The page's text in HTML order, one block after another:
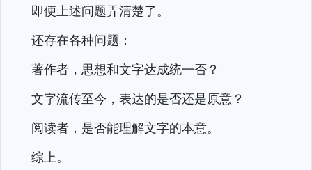
即便上述问题弄清楚了。
还存在各种问题：
著作者，思想和文字达成统一否？
文字流传至今，表达的是否还是原意？
阅读者，是否能理解文字的本意。
综上。